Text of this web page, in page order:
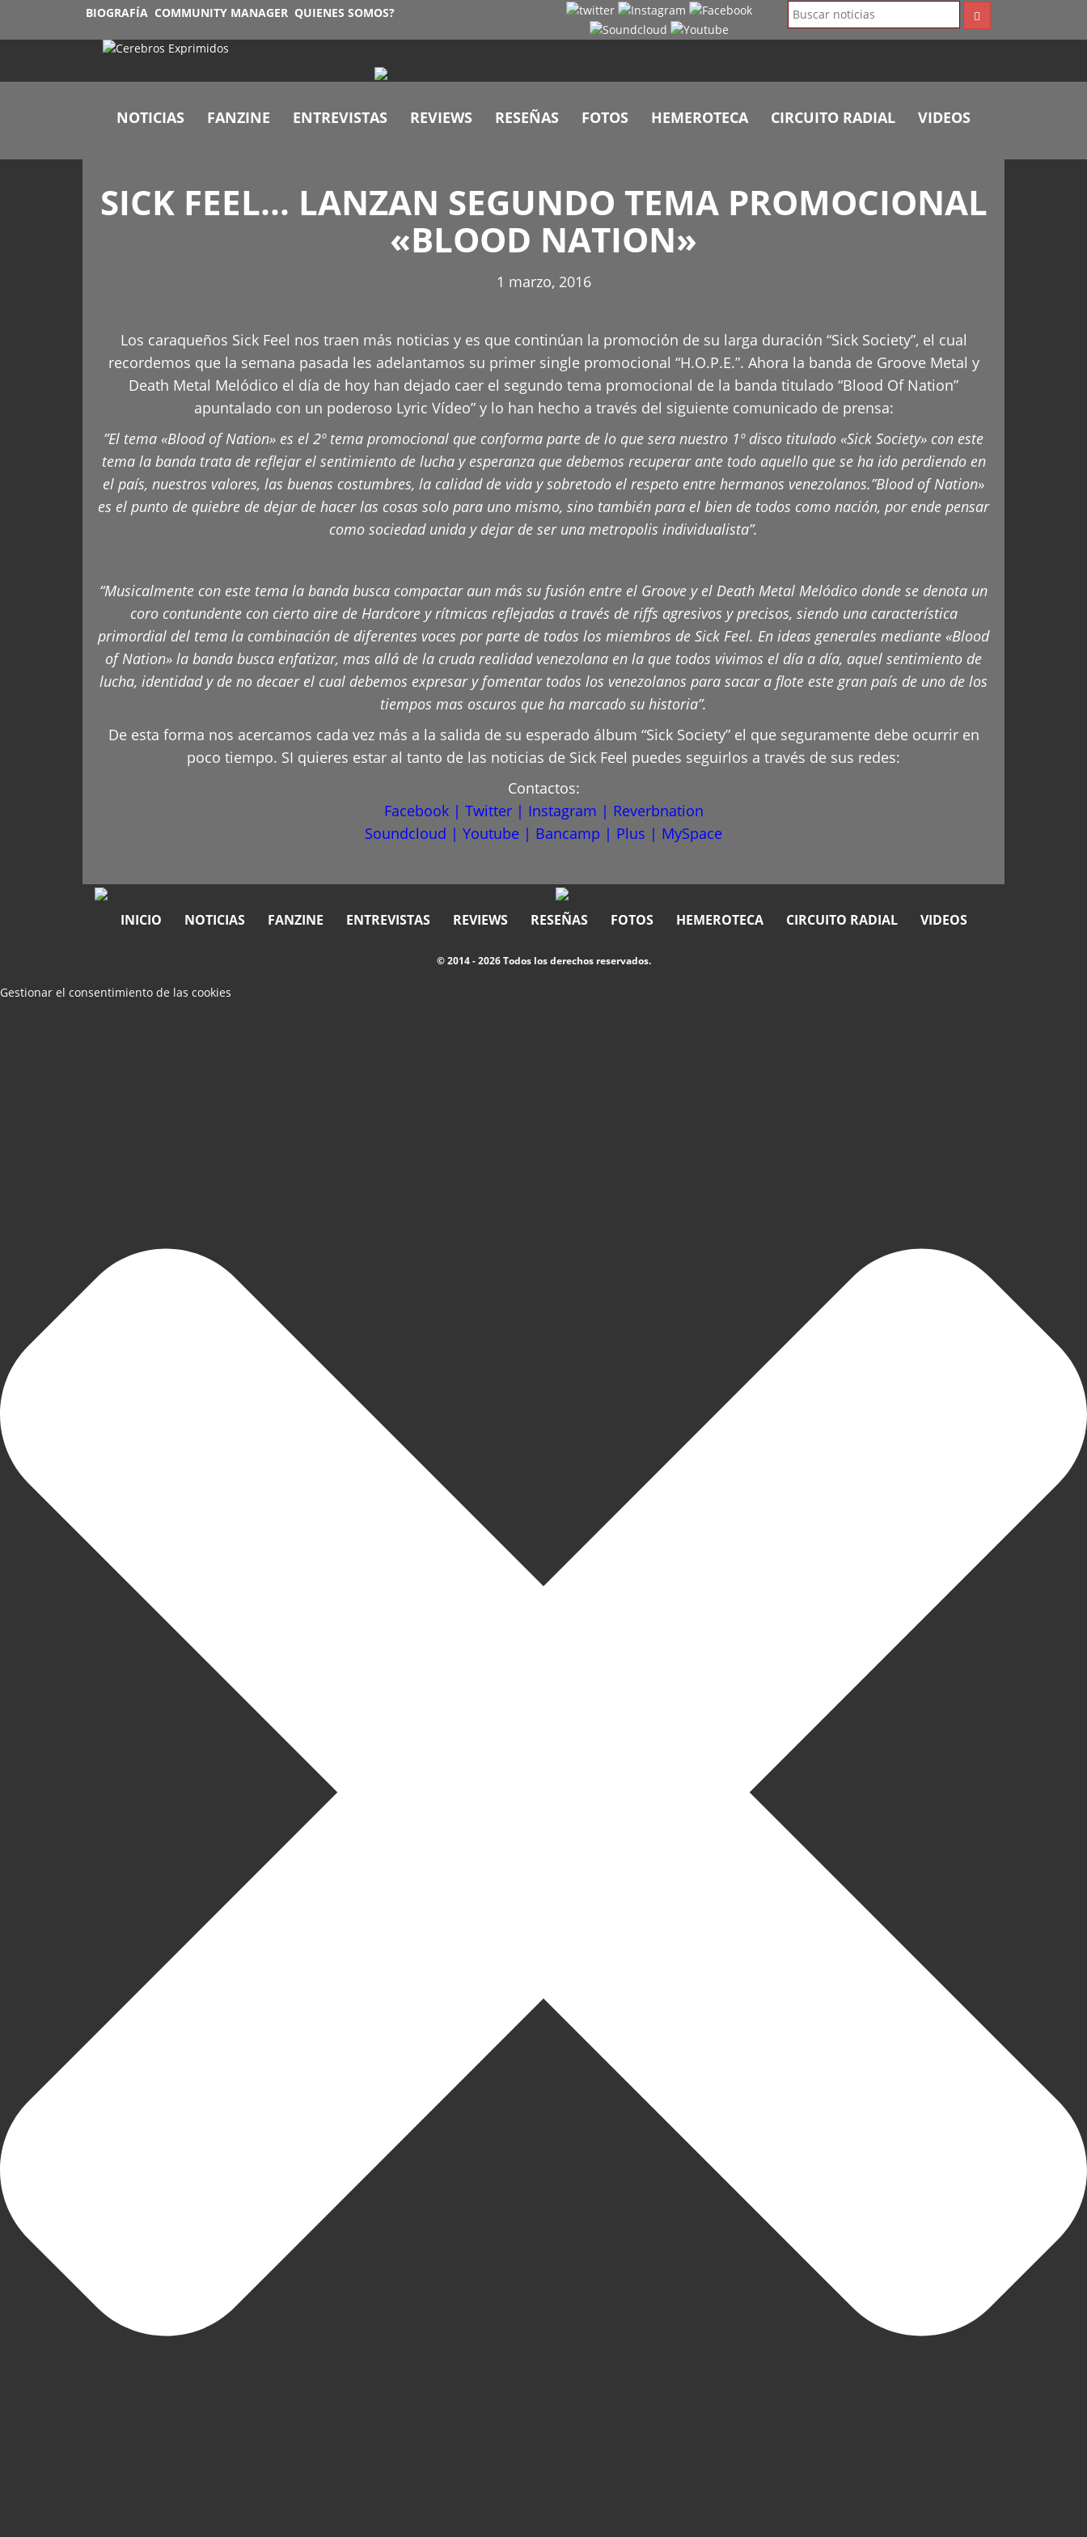
BIOGRAFÍA COMMUNITY MANAGER QUIENES SOMOS?
NOTICIAS FANZINE ENTREVISTAS REVIEWS RESEÑAS FOTOS HEMEROTECA CIRCUITO RADIAL VIDEOS
SICK FEEL… LANZAN SEGUNDO TEMA PROMOCIONAL
«BLOOD NATION»
1 marzo, 2016
Los caraqueños Sick Feel nos traen más noticias y es que continúan la promoción de su larga duración “Sick Society”, el cual
recordemos que la semana pasada les adelantamos su primer single promocional “H.O.P.E.”. Ahora la banda de Groove Metal y
Death Metal Melódico el día de hoy han dejado caer el segundo tema promocional de la banda titulado “Blood Of Nation”
apuntalado con un poderoso Lyric Vídeo” y lo han hecho a través del siguiente comunicado de prensa:
”El tema «Blood of Nation» es el 2º tema promocional que conforma parte de lo que sera nuestro 1º disco titulado «Sick Society» con este
tema la banda trata de reflejar el sentimiento de lucha y esperanza que debemos recuperar ante todo aquello que se ha ido perdiendo en
el país, nuestros valores, las buenas costumbres, la calidad de vida y sobretodo el respeto entre hermanos venezolanos.”Blood of Nation»
es el punto de quiebre de dejar de hacer las cosas solo para uno mismo, sino también para el bien de todos como nación, por ende pensar
como sociedad unida y dejar de ser una metropolis individualista”.
“Musicalmente con este tema la banda busca compactar aun más su fusión entre el Groove y el Death Metal Melódico donde se denota un
coro contundente con cierto aire de Hardcore y rítmicas reflejadas a través de riffs agresivos y precisos, siendo una característica
primordial del tema la combinación de diferentes voces por parte de todos los miembros de Sick Feel. En ideas generales mediante «Blood
of Nation» la banda busca enfatizar, mas allá de la cruda realidad venezolana en la que todos vivimos el día a día, aquel sentimiento de
lucha, identidad y de no decaer el cual debemos expresar y fomentar todos los venezolanos para sacar a flote este gran país de uno de los
tiempos mas oscuros que ha marcado su historia”.
De esta forma nos acercamos cada vez más a la salida de su esperado álbum “Sick Society” el que seguramente debe ocurrir en
poco tiempo. SI quieres estar al tanto de las noticias de Sick Feel puedes seguirlos a través de sus redes:
Contactos:
Facebook| Twitter| Instagram | Reverbnation
Soundcloud | Youtube | Bancamp | Plus | MySpace
INICIO NOTICIAS FANZINE ENTREVISTAS REVIEWS RESEÑAS FOTOS HEMEROTECA CIRCUITO RADIAL VIDEOS
© 2014 - 2026 Todos los derechos reservados.
Gestionar el consentimiento de las cookies